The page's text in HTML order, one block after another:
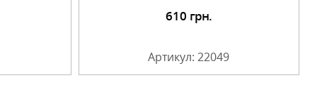
610 грн.
Артикул: 22049